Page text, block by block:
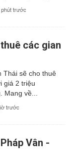
trước
các gian
Thái sẽ cho thuê
giá 2 triệu
Mang về...
trước
Vân -